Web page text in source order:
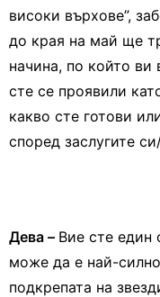
високи върхове”,
до края на май ще
начина, по който ви
сте се проявили
какво сте готови
според заслугите
Дева – Вие сте един
може да е най-
подкрепата на